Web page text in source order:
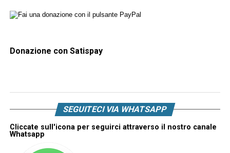
Donazione con Satispay
SEGUITECI VIA WHATSAPP
Cliccate sull'icona per seguirci attraverso il nostro canale
Whatsapp